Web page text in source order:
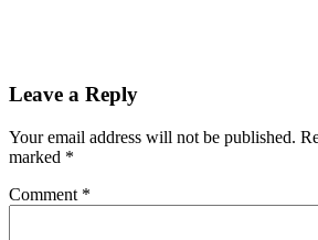
Leave a Reply
Your email address will not be published.
marked *
Comment *